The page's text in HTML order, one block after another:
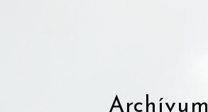
Archívum